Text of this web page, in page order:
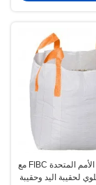
كيس كبير من الأمم المتحدة FIBC مع
لحقيبة اليد وحقيبة